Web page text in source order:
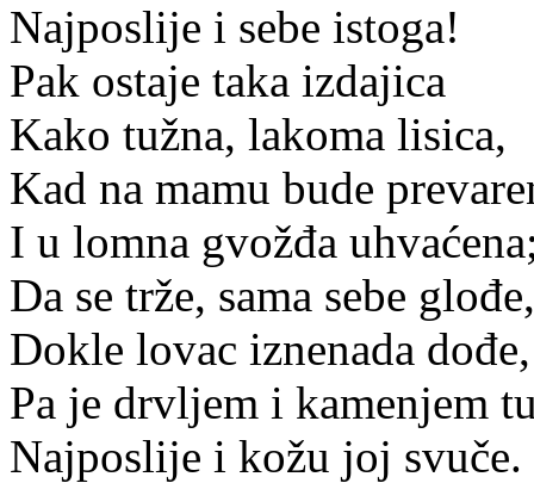
Najposlije i sebe istoga!
Pak ostaje taka izdajica
Kako tužna, lakoma lisica,
Kad na mamu bude
I u lomna gvožđa
Da se trže, sama sebe glođe,
Dokle lovac iznenada dođe,
Pa je drvljem i kamenjem
Najposlije i kožu joj svuče.